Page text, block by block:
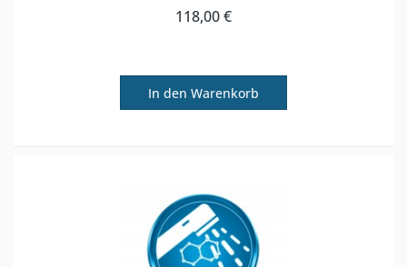
118,00 €
In den Warenkorb